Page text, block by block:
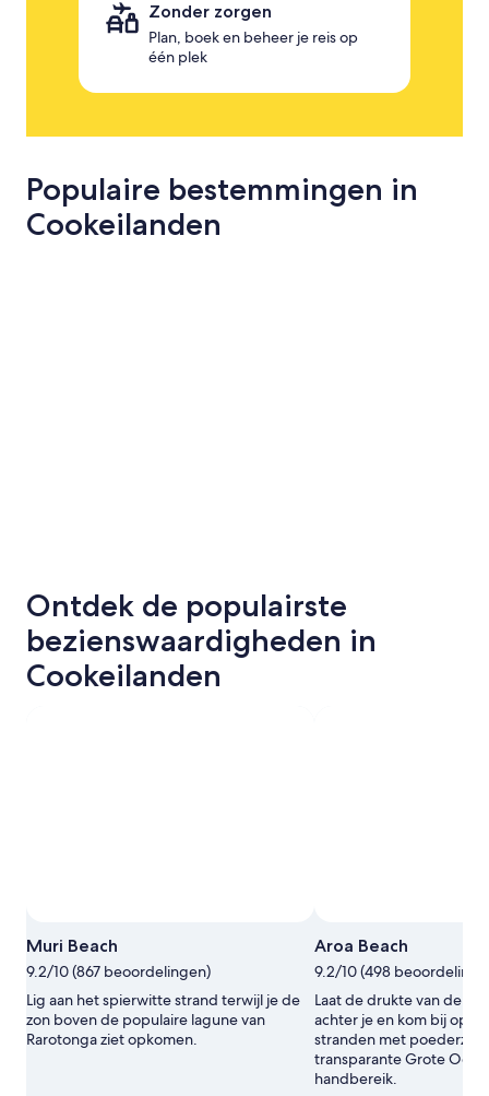
Zonder zorgen
Plan, boek en beheer je reis op
één plek
Populaire bestemmingen in
Cookeilanden
Ontdek de populairste
bezienswaardigheden in
Cookeilanden
Muri Beach
9.2/10 (867 beoordelingen)
Lig aan het spierwitte strand terwijl je de
zon boven de populaire lagune van
Rarotonga ziet opkomen.
Aroa Beach
9.2/10 (498
Laat de drukte van de
achter je en kom bij op
stranden met
transparante Grote
handbereik.